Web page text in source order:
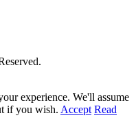
experience. We'll assume
if you wish. Accept Read